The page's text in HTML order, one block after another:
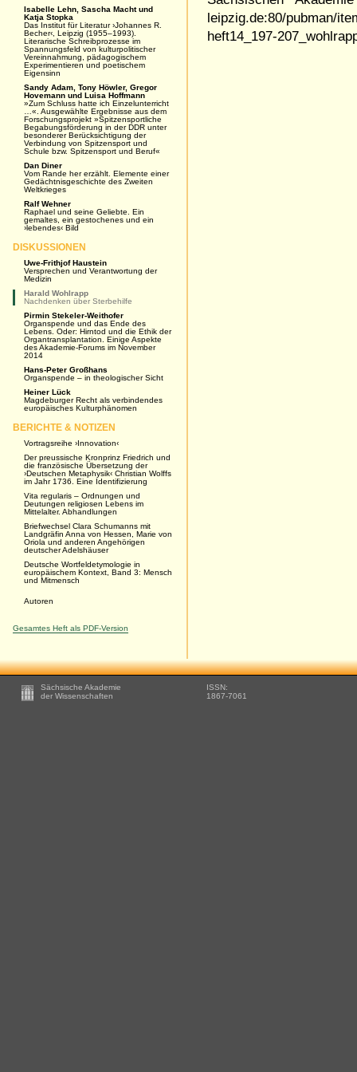
leipzig.de:80/pubman/
heft14_197-
Isabelle Lehn, Sascha Macht und
Katja Stopka
Das Institut für Literatur ›Johannes R.
Becher‹, Leipzig (1955–1993).
Literarische Schreibprozesse im
Spannungsfeld von kulturpolitischer
Vereinnahmung, pädagogischem
Experimentieren und poetischem
Eigensinn
Sandy Adam, Tony Höwler, Gregor
Hovemann und Luisa Hoffmann
»Zum Schluss hatte ich Einzelunterricht
…«. Ausgewählte Ergebnisse aus dem
Forschungsprojekt »Spitzensportliche
Begabungsförderung in der DDR unter
besonderer Berücksichtigung der
Verbindung von Spitzensport und
Schule bzw. Spitzensport und Beruf«
Dan Diner
Vom Rande her erzählt. Elemente einer
Gedächtnisgeschichte des Zweiten
Weltkrieges
Ralf Wehner
Raphael und seine Geliebte. Ein
gemaltes, ein gestochenes und ein
›lebendes‹ Bild
DISKUSSIONEN
Uwe-Frithjof Haustein
Versprechen und Verantwortung der
Medizin
Harald Wohlrapp
Nachdenken über Sterbehilfe
Pirmin Stekeler-Weithofer
Organspende und das Ende des
Lebens. Oder: Hirntod und die Ethik der
Organtransplantation. Einige Aspekte
des Akademie-Forums im November
2014
Hans-Peter Großhans
Organspende – in theologischer Sicht
Heiner Lück
Magdeburger Recht als verbindendes
europäisches ­Kulturphänomen
BERICHTE & NOTIZEN
Vortragsreihe ›Innovation‹
Der preussische Kronprinz Friedrich und
die französische Übersetzung der
›Deutschen Metaphysik‹ Christian Wolffs
im Jahr 1736. Eine Identifizierung
Vita regularis – Ordnungen und
Deutungen religiosen Lebens im
Mittelalter. Abhandlungen
Briefwechsel Clara Schumanns mit
Landgräfin Anna von Hessen, Marie von
Oriola und anderen Angehörigen
deutscher Adelshäuser
Deutsche Wortfeldetymologie in
europäischem Kontext, Band 3: Mensch
und Mitmensch
Autoren
Gesamtes Heft als PDF-Version
Footer
Sächsische Akademie
der Wissenschaften
ISSN:
1867-7061